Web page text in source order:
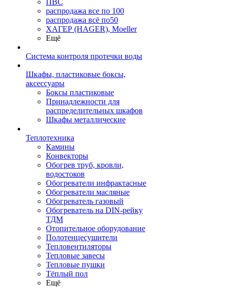
ПВС
распродажа все по 100
распродажа всё по50
ХАГЕР (HAGER), Moeller
Ещё
Система контроля протечки воды
Шкафы, пластиковые боксы,
аксессуары
Боксы пластиковые
Принадлежности для
распределительных шкафов
Шкафы металлические
Теплотехника
Камины
Конвекторы
Обогрев труб, кровли,
водостоков
Обогреватели инфрактасные
Обогреватели масляные
Обогреватель газовый
Обогреватель на DIN-рейку
ТДМ
Отопительное оборудование
Полотенцесушители
Тепловентиляторы
Тепловые завесы
Тепловые пушки
Тёплый пол
Ещё